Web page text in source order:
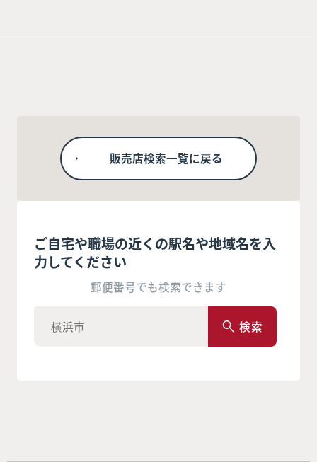
販売店検索一覧に戻る
ご自宅や職場の近くの駅名や地域名を入
力してください
郵便番号でも検索できます
検索